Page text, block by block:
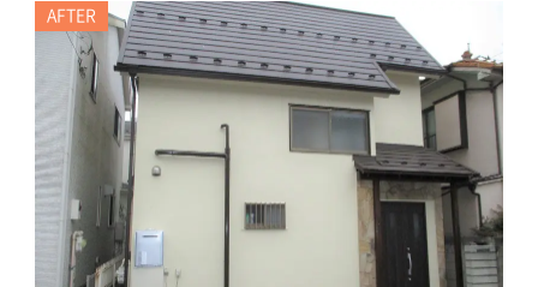
AFTER